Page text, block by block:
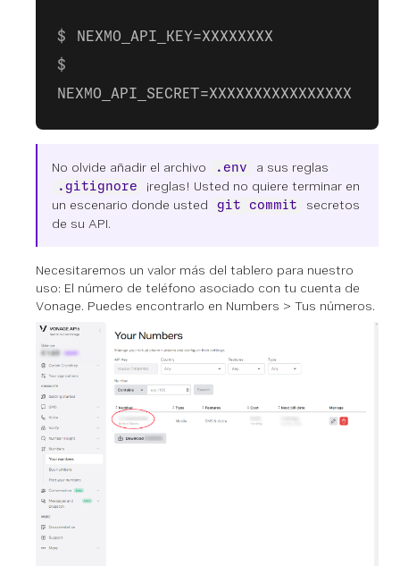
NEXMO_API_KEY=XXXXXXXX
NEXMO_API_SECRET=XXXXXXXXXXXXXXXX
No olvide añadir el archivo .env a sus reglas
.gitignore
¡reglas! Usted no quiere terminar en
un escenario donde usted
git commit
secretos
de su API.
Necesitaremos un valor más del tablero para nuestro
uso: El número de teléfono asociado con tu cuenta de
Vonage. Puedes encontrarlo en Numbers > Tus números.